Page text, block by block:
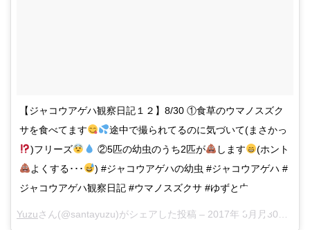
【ジャコウアゲハ観察日記１２】8/30 ①食草のウマノスズク
サを食べてます
途中で撮られてるのに気づいて(まさかっ
)フリーズ
②5匹の幼虫のうち2匹が します
(ホント
よくする･･･
) #ジャコウアゲハの幼虫 #ジャコウアゲハ #
ジャコウアゲハ観察日記 #ウマノスズクサ #ゆずと虫
Yuzuさん(@santayuzu)がシェアした投稿 – 2017年 8月月30日午前1時50分PDT